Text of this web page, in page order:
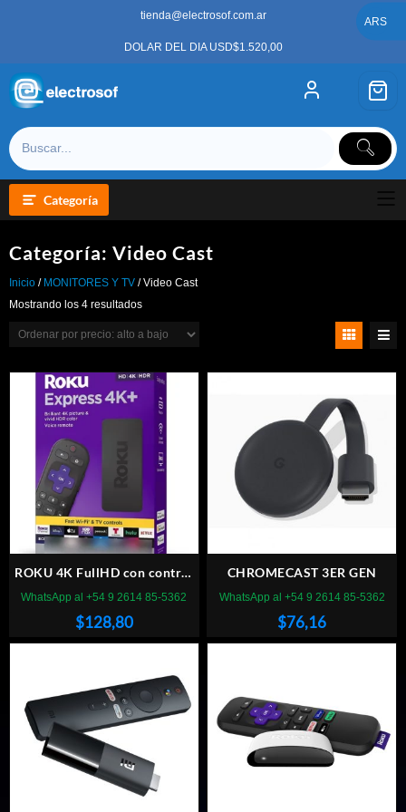
tienda@electrosof.com.ar
DOLAR DEL DIA USD$1.520,00
Categoría
Categoría: Video Cast
Inicio / MONITORES Y TV / Video Cast
Mostrando los 4 resultadosOrdenado
precio:
alto
ROKU 4K FullHD con control
remoto
$128,80
WhatsApp al +54 9 2614 85-5362
CHROMECAST 3ER GEN
$76,16
WhatsApp al +54 9 2614 85-5362
ARS